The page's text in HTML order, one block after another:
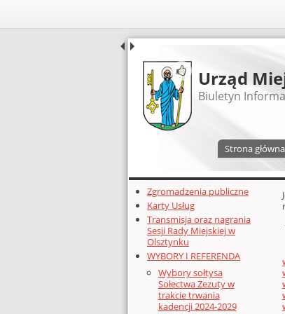
UDOSTĘPNIJ
Urząd
Biuletyn
Strona główna
Dodatkowe zasoby (lewa
Zgromadzenia publiczne
Karty Usług
Transmisja oraz nagrania
Sesji Rady Miejskiej w
Olsztynku
WYBORY I REFERENDA
Wybory sołtysa
Sołectwa Zezuty w
trakcie trwania
kadencji 2024-2029